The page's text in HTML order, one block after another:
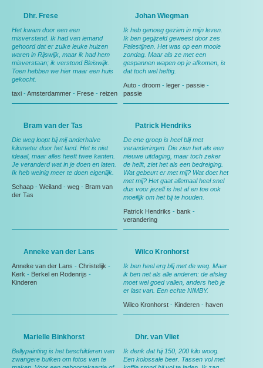
Dhr. Frese
Het kwam door een een
misverstand. Ik had van iemand
gehoord dat er zulke leuke huizen
waren in Rijswijk, maar ik had hem
misverstaan; ik verstond Bleiswijk.
Toen hebben we hier maar een huis
gekocht.
taxi - Amsterdammer - Frese - reizen
Johan Wiegman
Ik heb genoeg gezien in mijn leven.
Ik ben gegijzeld geweest door zes
Palestijnen. Het was op een mooie
zondag. Maar als ze met een
gespannen wapen op je afkomen, is
dat toch wel heftig.
Auto - droom - leger - passie -
passie
Bram van der Tas
Die weg loopt bij mij anderhalve
kilometer door het land. Het is niet
ideaal, maar alles heeft twee kanten.
Je veranderd wat in je doen en laten.
Ik heb weinig meer te doen eigenlijk.
Schaap - Weiland - weg - Bram van
der Tas
Patrick Hendriks
De ene groep is heel blij met
veranderingen. Die zien het als een
nieuwe uitdaging, maar toch zeker
de helft, ziet het als een bedreiging.
Wat gebeurt er met mij? Wat doet het
met mij? Het gaat allemaal heel snel
dus voor jezelf is het af en toe ook
moeilijk om het bij te houden.
Patrick Hendriks - bank -
verandering
Anneke van der Lans
Anneke van der Lans - Christelijk -
Kerk - Berkel en Rodenrijs -
Kinderen
Wilco Kronhorst
Ik ben heel erg blij met de weg. Maar
ik ben net als alle anderen: de afslag
moet wel goed vallen, anders heb je
er last van. Een echte NIMBY.
Wilco Kronhorst - Kinderen - haven
Marielle Binkhorst
Bellypainting is het beschilderen van
zwangere buiken om fotos van te
Dhr. van Vliet
Ik denk dat hij 150, 200 kilo woog.
Een kolossale beer. Tassen vol met